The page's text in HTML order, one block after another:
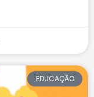
EDUCAÇÃO